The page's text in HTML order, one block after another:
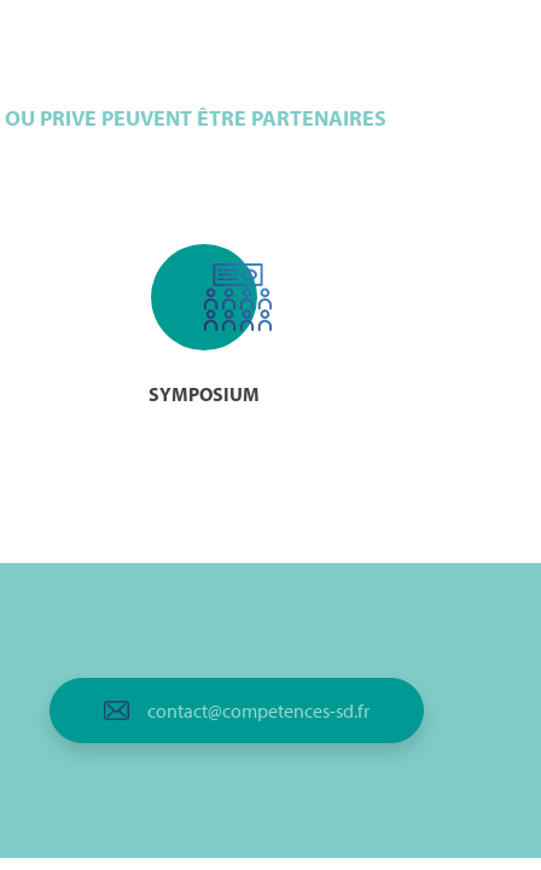
PRIVE PEUVENT ÊTRE PARTENAIRES
SYMPOSIUM
contact@competences-sd.fr